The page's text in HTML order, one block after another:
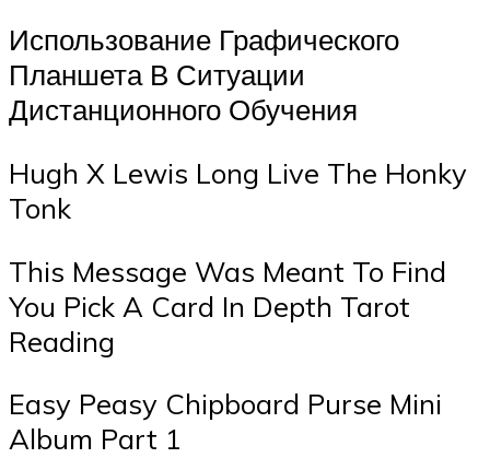
Использование Графического
Планшета В Ситуации
Дистанционного Обучения
Hugh X Lewis Long Live The Honky
Tonk
This Message Was Meant To Find
You Pick A Card In Depth Tarot
Reading
Easy Peasy Chipboard Purse Mini
Album Part 1